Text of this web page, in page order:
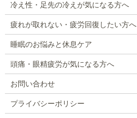
冷え性・足先の冷えが気になる方へ
疲れが取れない・疲労回復したい方へ
睡眠のお悩みと休息ケア
頭痛・眼精疲労が気になる方へ
お問い合わせ
プライバシーポリシー